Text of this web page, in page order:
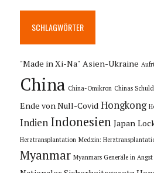
SCHLAGWÖRTER
"Made in Xi-Na" Asien-Ukraine
China China-Omikron Chinas
Ende von Null-Covid Hongkong
Indien Indonesien Japan
Herztransplantation Medzin:
Myanmar Myanmars Generäle in Angst